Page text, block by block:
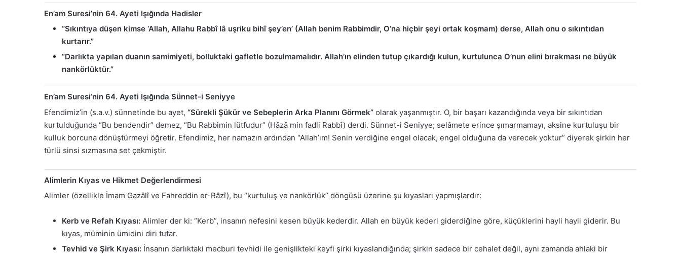
En’am Suresi’nin 64. Ayeti Işığında Hadisler
“Sıkıntıya düşen kimse ‘Allah, Allahu Rabbî lâ uşriku bihî şey’en’ (Allah benim Rabbimdir, O’na hiçbir şeyi ortak koşmam) derse, Allah onu o sıkıntıdan
kurtarır.”
“Darlıkta yapılan duanın samimiyeti, bolluktaki gafletle bozulmamalıdır. Allah’ın elinden tutup çıkardığı kulun, kurtulunca O’nun elini bırakması ne büyük
nankörlüktür.”
En’am Suresi’nin 64. Ayeti Işığında Sünnet-i Seniyye
Efendimiz’in (s.a.v.) sünnetinde bu ayet, “Sürekli Şükür ve Sebeplerin Arka Planını Görmek” olarak yaşanmıştır. O, bir başarı kazandığında veya bir sıkıntıdan
kurtulduğunda “Bu bendendir” demez, “Bu Rabbimin lütfudur” (Hâzâ min fadli Rabbî) derdi. Sünnet-i Seniyye; selâmete erince şımarmamayı, aksine kurtuluşu bir
kulluk borcuna dönüştürmeyi öğretir. Efendimiz, her namazın ardından “Allah’ım! Senin verdiğine engel olacak, engel olduğuna da verecek yoktur” diyerek şirkin her
türlü sinsi sızmasına set çekmiştir.
Alimlerin Kıyas ve Hikmet Değerlendirmesi
Alimler (özellikle İmam Gazâlî ve Fahreddin er-Râzî), bu “kurtuluş ve nankörlük” döngüsü üzerine şu kıyasları yapmışlardır:
Kerb ve Refah Kıyası: Alimler der ki: “Kerb”, insanın nefesini kesen büyük kederdir. Allah en büyük kederi giderdiğine göre, küçüklerini hayli hayli giderir. Bu
kıyas, müminin ümidini diri tutar.
Tevhid ve Şirk Kıyası: İnsanın darlıktaki mecburi tevhidi ile genişlikteki keyfi şirki kıyaslandığında; şirkin sadece bir cehalet değil, aynı zamanda ahlaki bir